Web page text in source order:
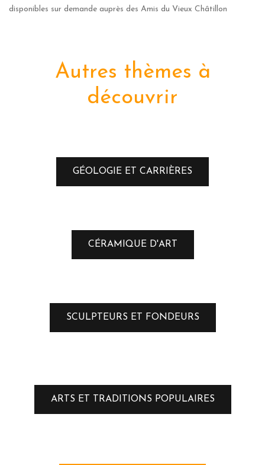
disponibles sur demande auprès des Amis du Vieux Châtillon
Autres thèmes à
découvrir
GÉOLOGIE ET CARRIÈRES
CÉRAMIQUE D'ART
SCULPTEURS ET FONDEURS
ARTS ET TRADITIONS POPULAIRES